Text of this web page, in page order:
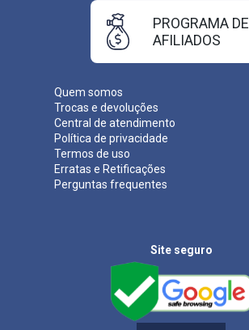
Quem somos
Trocas e devoluções
Central de atendimento
Política de privacidade
Termos de uso
Erratas e Retificações
Perguntas frequentes
PROGRAMA DE
AFILIADOS
Site seguro